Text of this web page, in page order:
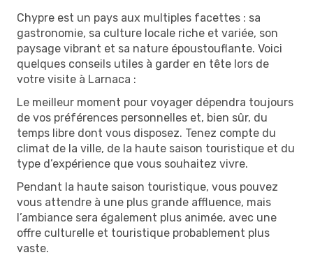
Chypre est un pays aux multiples facettes : sa
gastronomie, sa culture locale riche et variée, son
paysage vibrant et sa nature époustouflante. Voici
quelques conseils utiles à garder en tête lors de
votre visite à Larnaca :
Le meilleur moment pour voyager dépendra toujours
de vos préférences personnelles et, bien sûr, du
temps libre dont vous disposez. Tenez compte du
climat de la ville, de la haute saison touristique et du
type d’expérience que vous souhaitez vivre.
Pendant la haute saison touristique, vous pouvez
vous attendre à une plus grande affluence, mais
l’ambiance sera également plus animée, avec une
offre culturelle et touristique probablement plus
vaste.